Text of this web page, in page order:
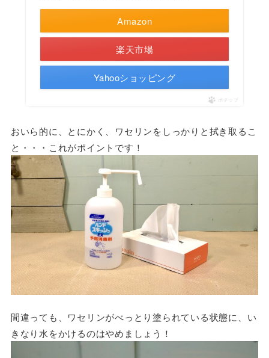
Amazon
楽天市場
Yahooショッピング
ポチップ
おいら的に、とにかく、ワセリンをしっかりと拭き取るこ
と・・・これがポイントです！
間違っても、ワセリンがべっとり塗られている状態に、い
きなり水をかけるのはやめましょう！